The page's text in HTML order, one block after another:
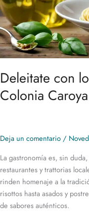
Deleitate con
Colonia Caroya
Deja un comentario /
La gastronomía es, sin
restaurantes y trattorias
rinden homenaje a la
risottos hasta asados y
de sabores auténticos.